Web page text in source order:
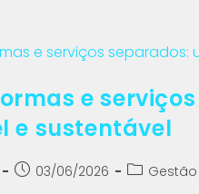
e
e sustentável
03/06/2026